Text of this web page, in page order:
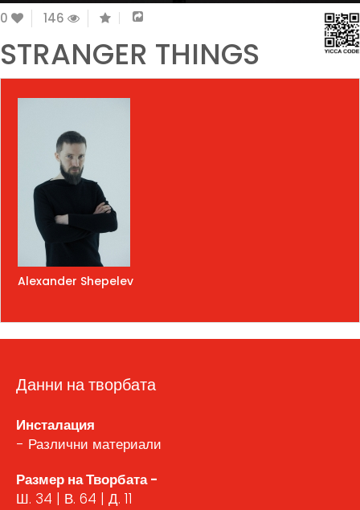
0 146
STRANGER THINGS
Alexander Shepelev
Данни на творбата
Инсталация
- Различни материали
Размер на Творбата -
Ш. 34 | В. 64 | Д. 11